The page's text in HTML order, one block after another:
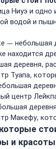
Ниуэ и одно
водой и
— небольшая
находится
деревня,
Туапа,
центр
Макефу,
и